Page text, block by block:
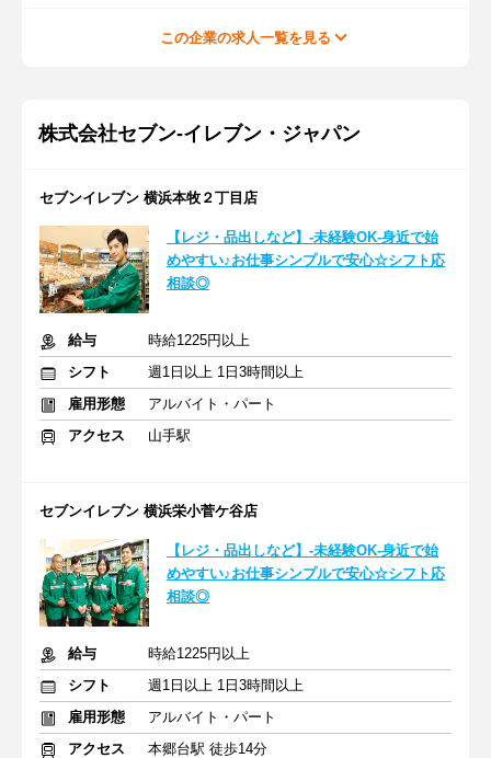
この企業の求人一覧を見る
株式会社セブン-イレブン・ジャパン
セブンイレブン 横浜本牧２丁目店
【レジ・品出しなど】-未経験OK-身近で始
めやすい♪お仕事シンプルで安心☆シフト応
相談◎
給与
時給1225円以上
シフト
週1日以上 1日3時間以上
雇用形態
アルバイト・パート
アクセス
山手駅
セブンイレブン 横浜栄小菅ケ谷店
【レジ・品出しなど】-未経験OK-身近で始
めやすい♪お仕事シンプルで安心☆シフト応
相談◎
給与
時給1225円以上
シフト
週1日以上 1日3時間以上
雇用形態
アルバイト・パート
アクセス
本郷台駅 徒歩14分